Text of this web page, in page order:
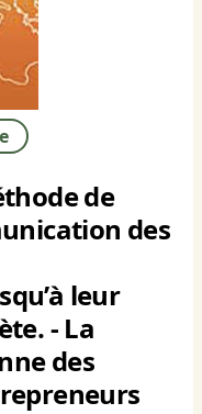
de
des
leur
- La
des